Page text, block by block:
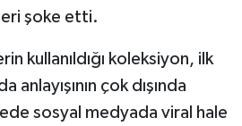
şoke etti.
kullanıldığı koleksiyon, ilk
anlayışının çok dışında
sosyal medyada viral hale